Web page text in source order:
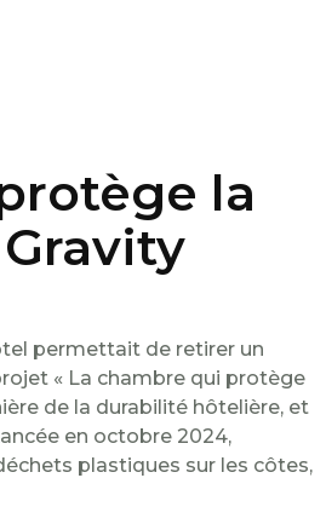
la
permettait de retirer un
« La chambre qui protège
de la durabilité hôtelière, et
en octobre 2024,
plastiques sur les côtes,